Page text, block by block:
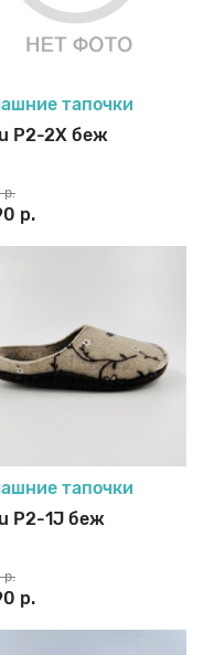
тапочки
P2-2X беж
р.
р.
тапочки
P2-1J беж
р.
р.